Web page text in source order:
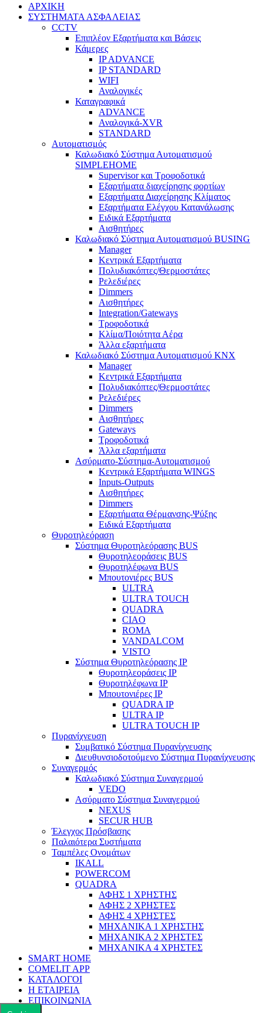
ΑΡΧΙΚΗ
ΣΥΣΤΗΜΑΤΑ ΑΣΦΑΛΕΙΑΣ
CCTV
Επιπλέον Εξαρτήματα και Βάσεις
Κάμερες
IP ADVANCE
IP STANDARD
WIFI
Αναλογικές
Καταγραφικά
ADVANCE
Αναλογικά-XVR
STANDARD
Αυτοματισμός
Καλωδιακό Σύστημα Αυτοματισμού
SIMPLEHOME
Supervisor και Τροφοδοτικά
Εξαρτήματα διαχείρησης φορτίων
Εξαρτήματα Διαχείρησης Κλίματος
Εξαρτήματα Ελέγχου Κατανάλωσης
Ειδικά Εξαρτήματα
Αισθητήρες
Καλωδιακό Σύστημα Αυτοματισμού BUSING
Manager
Κεντρικά Εξαρτήματα
Πολυδιακόπτες/Θερμοστάτες
Ρελεδιέρες
Dimmers
Αισθητήρες
Integration/Gateways
Τροφοδοτικά
Κλίμα/Ποιότητα Αέρα
Άλλα εξαρτήματα
Καλωδιακό Σύστημα Αυτοματισμού KNX
Manager
Κεντρικά Εξαρτήματα
Πολυδιακόπτες/Θερμοστάτες
Ρελεδιέρες
Dimmers
Αισθητήρες
Gateways
Τροφοδοτικά
Άλλα εξαρτήματα
Ασύρματο-Σύστημα-Αυτοματισμού
Κεντρικά Εξαρτήματα WINGS
Inputs-Outputs
Αισθητήρες
Dimmers
Εξαρτήματα Θέρμανσης-Ψύξης
Ειδικά Εξαρτήματα
Θυροτηλεόραση
Σύστημα Θυροτηλεόρασης BUS
Θυροτηλεοράσεις BUS
Θυροτηλέφωνα BUS
Μπουτονιέρες BUS
ULTRA
ULTRA TOUCH
QUADRA
CIAO
ROMA
VANDALCOM
VISTO
Σύστημα Θυροτηλεόρασης IP
Θυροτηλεοράσεις IP
Θυροτηλέφωνα IP
Μπουτονιέρες IP
QUADRA IP
ULTRA IP
ULTRA TOUCH IP
Πυρανίχνευση
Συμβατικό Σύστημα Πυρανίχνευσης
Διευθυνσιοδοτούμενο Σύστημα Πυρανίχνευσης
Συναγερμός
Καλωδιακό Σύστημα Συναγερμού
VEDO
Ασύρματο Σύστημα Συναγερμού
NEXUS
SECUR HUB
Έλεγχος Πρόσβασης
Παλαιότερα Συστήματα
Ταμπέλες Ονομάτων
IKALL
POWERCOM
QUADRA
ΑΦΗΣ 1 ΧΡΗΣΤΗΣ
ΑΦΗΣ 2 ΧΡΗΣΤΕΣ
ΑΦΗΣ 4 ΧΡΗΣΤΕΣ
ΜΗΧΑΝΙΚΑ 1 ΧΡΗΣΤΗΣ
ΜΗΧΑΝΙΚΑ 2 ΧΡΗΣΤΕΣ
ΜΗΧΑΝΙΚΑ 4 ΧΡΗΣΤΕΣ
SMART HOME
COMELIT APP
ΚΑΤΑΛΟΓΟΙ
Η ΕΤΑΙΡΕΙΑ
ΕΠΙΚΟΙΝΩΝΙΑ